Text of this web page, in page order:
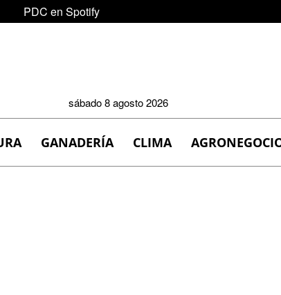
PDC en Spotify
sábado 8 agosto 2026
GANADERÍA CLIMA